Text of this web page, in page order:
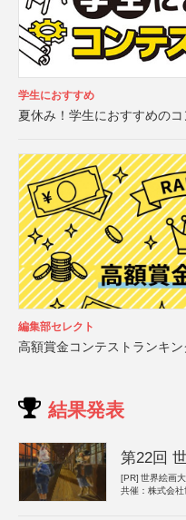
学生におすすめ
夏休み！学生におすすめの
編集部セレクト
高額賞金コンテストランキン
結果発表
第22回
[PR] 世界絵画
共催：株式会